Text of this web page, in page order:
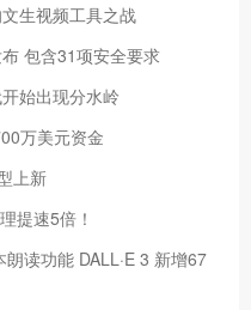
生视频工具之战
包含31项安全要求
始出现分水岭
万美元资金
上新
提速5倍！
读功能 DALL·E 3 新增67